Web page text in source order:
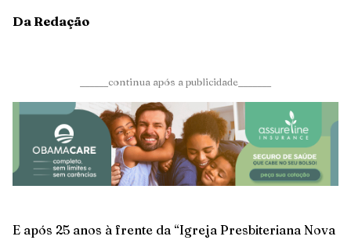
Da Redação
______continua após a publicidade_______
E após 25 anos à frente da “Igreja Presbiteriana Nova